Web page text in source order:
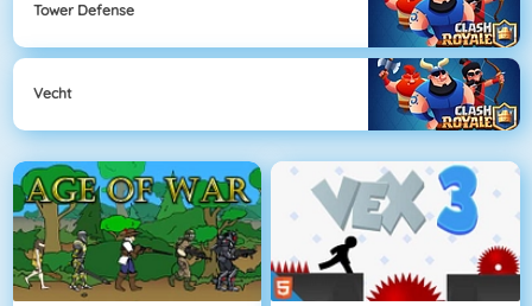
Tower Defense
Vecht